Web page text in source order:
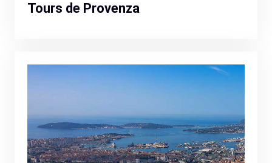
Tours de Provenza